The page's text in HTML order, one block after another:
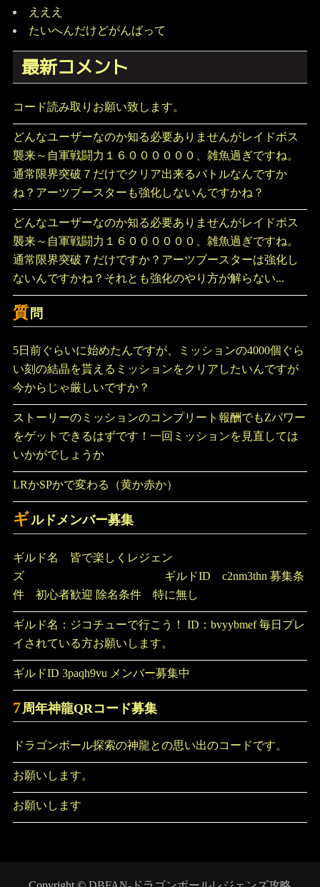
えええ
たいへんだけどがんばって
最新コメント
コード読み取りお願い致します。
どんなユーザーなのか知る必要ありませんがレイドボス
襲来～自軍戦闘力１６００００００、雑魚過ぎですね。
通常限界突破７だけでクリア出来るバトルなんですか
ね？アーツブースターも強化しないんですかね？
どんなユーザーなのか知る必要ありませんがレイドボス
襲来～自軍戦闘力１６００００００、雑魚過ぎですね。
通常限界突破７だけですか？アーツブースターは強化し
ないんですかね？それとも強化のやり方が解らない...
質 問
5日前ぐらいに始めたんですが、ミッションの4000個ぐら
い刻の結晶を貰えるミッションをクリアしたいんですが
今からじゃ厳しいですか？
ストーリーのミッションのコンプリート報酬でもZパワー
をゲットできるはずです！一回ミッションを見直しては
いかがでしょうか
LRかSPかで変わる（黄か赤か）
ギルドメンバー募集
ギルド名 皆で楽しくレジェン
ズ ギルドID c2nm3thn 募集条
件 初心者歓迎 除名条件 特に無し
ギルド名：ジコチューで行こう！ ID：bvyybmef 毎日プレ
イされている方お願いします。
ギルドID 3paqh9vu メンバー募集中
7 周年神龍QRコード募集
ドラゴンボール探索の神龍との思い出のコードです。
お願いします。
お願いします